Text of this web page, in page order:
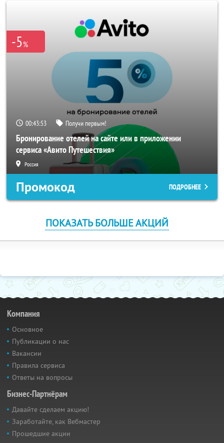
-5%
00:43:53 Получи первым!
Бронирование отелей на сайте или в приложении
сервиса «Авито Путешествия»
Россия
Промокод ПОДРОБНЕЕ
ПОКАЗАТЬ БОЛЬШЕ АКЦИЙ
Компания
Основное
Публикации о нас
Вакансии
Правила сервиса
Ответы на вопросы
Бизнес-Партнёрам
Давайте сделаем акцию!
Заработайте, как Вебмастер
Прошедшие акции